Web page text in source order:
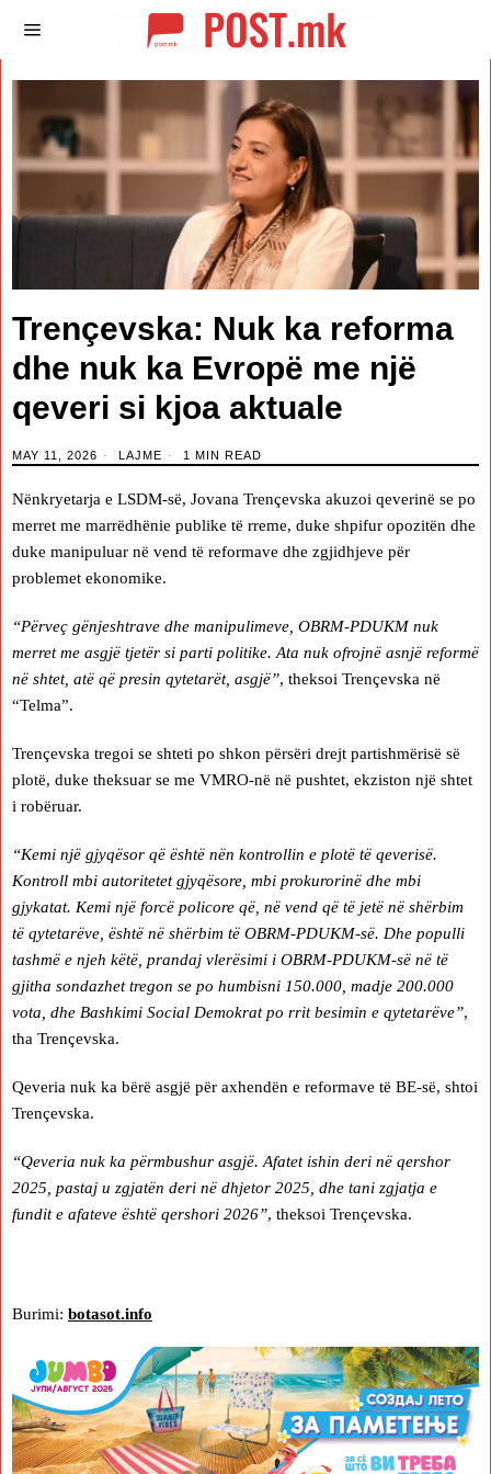
Trençevska: Nuk ka reforma
dhe nuk ka Evropë me një
qeveri si kjoa aktuale
MAY 11, 2026 LAJME 1 MIN READ
Nënkryetarja e LSDM-së, Jovana Trençevska akuzoi qeverinë se po
merret me marrëdhënie publike të rreme, duke shpifur opozitën dhe
duke manipuluar në vend të reformave dhe zgjidhjeve për
problemet ekonomike.
“Përveç gënjeshtrave dhe manipulimeve, OBRM-PDUKM nuk
merret me asgjë tjetër si parti politike. Ata nuk ofrojnë asnjë reformë
në shtet, atë që presin qytetarët, asgjë”, theksoi Trençevska në
“Telma”.
Trençevska tregoi se shteti po shkon përsëri drejt partishmërisë së
plotë, duke theksuar se me VMRO-në në pushtet, ekziston një shtet
i robëruar.
“Kemi një gjyqësor që është nën kontrollin e plotë të qeverisë.
Kontroll mbi autoritetet gjyqësore, mbi prokurorinë dhe mbi
gjykatat. Kemi një forcë policore që, në vend që të jetë në shërbim
të qytetarëve, është në shërbim të OBRM-PDUKM-së. Dhe populli
tashmë e njeh këtë, prandaj vlerësimi i OBRM-PDUKM-së në të
gjitha sondazhet tregon se po humbisni 150.000, madje 200.000
vota, dhe Bashkimi Social Demokrat po rrit besimin e qytetarëve”,
tha Trençevska.
Qeveria nuk ka bërë asgjë për axhendën e reformave të BE-së, shtoi
Trençevska.
“Qeveria nuk ka përmbushur asgjë. Afatet ishin deri në qershor
2025, pastaj u zgjatën deri në dhjetor 2025, dhe tani zgjatja e
fundit e afateve është qershori 2026”, theksoi Trençevska.
Burimi: botasot.info